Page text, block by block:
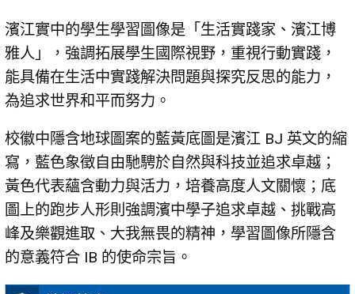
濱江實中的學生學習圖像是「生活實踐家、濱江博
雅人」，強調拓展學生國際視野，重視行動實踐，
能具備在生活中實踐解決問題與探究反思的能力，
為追求世界和平而努力。
校徽中隱含地球圖案的藍黃底圖是濱江 BJ 英文的縮
寫，藍色象徵自由馳騁於自然與科技並追求卓越；
黃色代表蘊含動力與活力，培養高度人文關懷；底
圖上的跑步人形則強調濱中學子追求卓越、挑戰高
峰及樂觀進取、大我無畏的精神，學習圖像所隱含
的意義符合 IB 的使命宗旨。